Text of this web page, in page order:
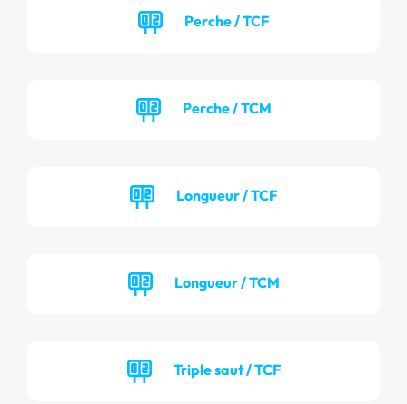
Perche / TCF
Perche / TCM
Longueur / TCF
Longueur / TCM
Triple saut / TCF